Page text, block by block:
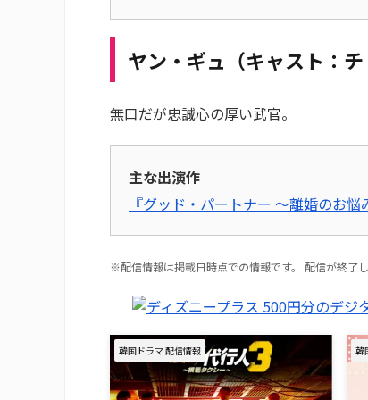
ヤン・ギュ（キャスト：チ
無口だが忠誠心の厚い武官。
主な出演作
『グッド・パートナー ～離婚のお悩
※配信情報は掲載日時点での情報です。 配信が終了
韓国ドラマ 配信情報 韓